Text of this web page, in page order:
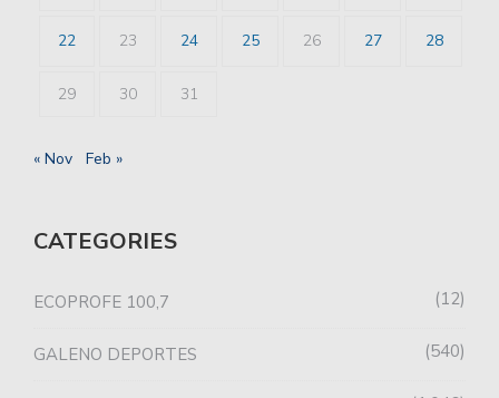
22 23 24 25 26 27 28
29 30 31
« Nov Feb »
CATEGORIES
ECOPROFE 100,7 12
GALENO DEPORTES 540